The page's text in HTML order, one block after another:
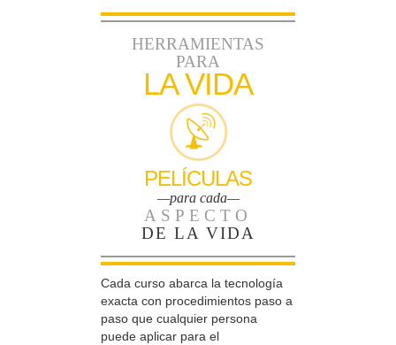
HERRAMIENTAS
PARA
LA VIDA
PELÍCULAS
—para cada—
ASPECTO
DE LA VIDA
Cada curso abarca la tecnología
exacta con procedimientos paso a
paso que cualquier persona
puede aplicar para el